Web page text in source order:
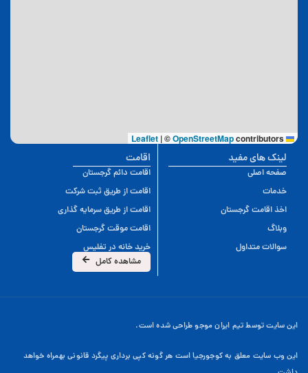
Leaflet
|©OpenStreetMapcontributors
اقامت
اقامت دائم گرجستان
اقامت از طریق ثبت شرکت
اقامت از طریق سرمایه گذاری
اقامت موقت گرجستان
خرید خانه در تفلیس
مشاهده کامل
لینک های مفید
صفحه اصلی
خدمات
اخذ اقامت گرجستان
وبلاگ
سوالات متداول
این سایت توسط تیم ایران موجو طراحی شده است.
این وب سایت معلق به کوجورجیا است هر گونه کپی برداری پیگرد قانونی بهمراه خواهد